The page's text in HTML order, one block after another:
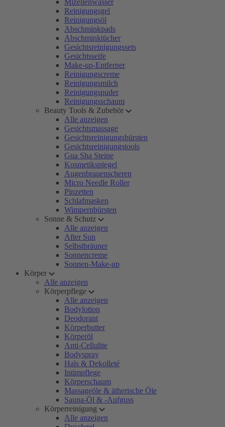
Mizellenwasser
Reinigungsgel
Reinigungsöl
Abschminkpads
Abschminktücher
Gesichtsreinigungssets
Gesichtsseife
Make-up-Entferner
Reinigungscreme
Reinigungsmilch
Reinigungspuder
Reinigungsschaum
Beauty Tools & Zubehör
Alle anzeigen
Gesichtsmassage
Gesichtsreinigungsbürsten
Gesichtsreinigungstools
Gua Sha Steine
Kosmetikspiegel
Augenbrauenscheren
Micro Needle Roller
Pinzetten
Schlafmasken
Wimpernbürsten
Sonne & Schutz
Alle anzeigen
After Sun
Selbstbräuner
Sonnencreme
Sonnen-Make-up
Körper
Alle anzeigen
Körperpflege
Alle anzeigen
Bodylotion
Deodorant
Körperbutter
Körperöl
Anti-Cellulite
Bodyspray
Hals & Dekolleté
Intimpflege
Körperschaum
Massageöle & ätherische Öle
Sauna-Öl & -Aufguss
Körperreinigung
Alle anzeigen